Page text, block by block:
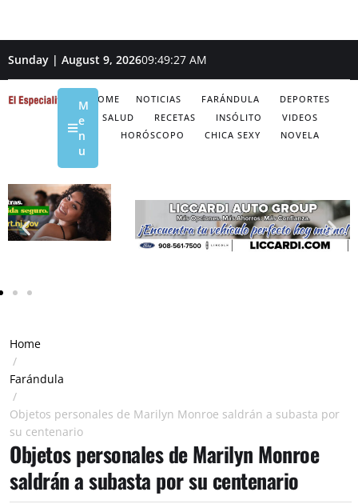
Sunday | August 9, 202609:49:28 AM
HOME NOTICIAS FARÁNDULA
DEPORTES
SALUD
RECETAS INSÓLITO
VIDEOS
HORÓSCOPO
CHICA SEXY NOVELA
M
e
n
u
Home
/
Farándula
/
Objetos personales de Marilyn Monroe saldrán a subasta por
su centenario
Objetos personales de Marilyn Monroe
saldrán a subasta por su centenario